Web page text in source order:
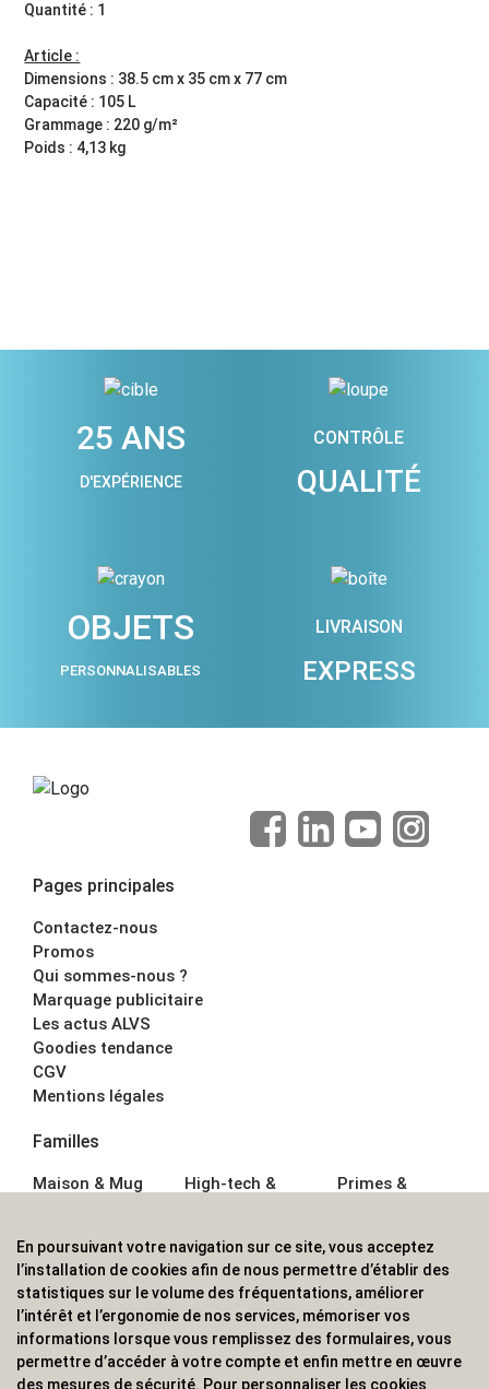
Quantité : 1
Article :
Dimensions : 38.5 cm x 35 cm x 77 cm
Capacité : 105 L
Grammage : 220 g/m²
Poids : 4,13 kg
25 ANS
D'EXPÉRIENCE
CONTRÔLE
QUALITÉ
OBJETS
PERSONNALISABLES
LIVRAISON
EXPRESS
Pages principales
Contactez-nous
Promos
Qui sommes-nous ?
Marquage publicitaire
Les actus ALVS
Goodies tendance
CGV
Mentions légales
Familles
Maison & Mug
Écriture
Bagagerie sacs
High-tech &
Sport &
Outdoor
Enfant
Primes &
Boisson
Textile &
Casquette
Accessoires de
bureau
En poursuivant votre navigation sur ce site, vous acceptez
l’installation de cookies afin de nous permettre d’établir des
statistiques sur le volume des fréquentations, améliorer
l’intérêt et l’ergonomie de nos services, mémoriser vos
informations lorsque vous remplissez des formulaires, vous
permettre d’accéder à votre compte et enfin mettre en œuvre
des mesures de sécurité. Pour personnaliser les cookies